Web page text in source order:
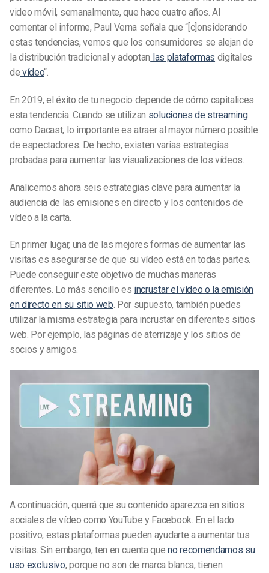
video móvil, semanalmente, que hace cuatro años. Al
comentar el informe, Paul Verna señala que “[c]onsiderando
estas tendencias, vemos que los consumidores se alejan de
la distribución tradicional y adoptan las plataformas digitales
de vídeo“.
En 2019, el éxito de tu negocio depende de cómo capitalices
esta tendencia. Cuando se utilizan soluciones de streaming
como Dacast, lo importante es atraer al mayor número posible
de espectadores. De hecho, existen varias estrategias
probadas para aumentar las visualizaciones de los vídeos.
Analicemos ahora seis estrategias clave para aumentar la
audiencia de las emisiones en directo y los contenidos de
vídeo a la carta.
En primer lugar, una de las mejores formas de aumentar las
visitas es asegurarse de que su vídeo está en todas partes.
Puede conseguir este objetivo de muchas maneras
diferentes. Lo más sencillo es incrustar el vídeo o la emisión
en directo en su sitio web. Por supuesto, también puedes
utilizar la misma estrategia para incrustar en diferentes sitios
web. Por ejemplo, las páginas de aterrizaje y los sitios de
socios y amigos.
A continuación, querrá que su contenido aparezca en sitios
sociales de vídeo como YouTube y Facebook. En el lado
positivo, estas plataformas pueden ayudarte a aumentar tus
visitas. Sin embargo, ten en cuenta queno recomendamos su
uso exclusivo, porque no son de marca blanca, tienen